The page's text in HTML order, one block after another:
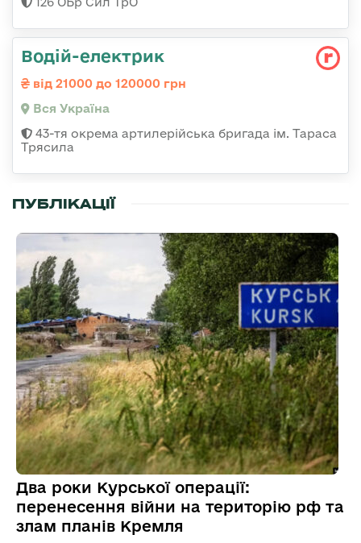
Водій-електрик
від 21000 до 120000 грн
Вся Україна
43-тя окрема артилерійська бригада ім. Тараса
Трясила
ПУБЛІКАЦІЇ
Два роки Курської операції:
перенесення війни на територію рф та
злам планів Кремля